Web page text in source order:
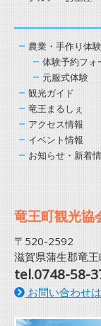
農業・手作り体験
体験予約フォ
元服式体験
観光ガイド
竜王まるしぇ
アクセス情報
イベント情報
お知らせ・新着
竜王町観光協
〒520-2592
滋賀県蒲生郡竜
tel.0748-58-
お問い合わせ